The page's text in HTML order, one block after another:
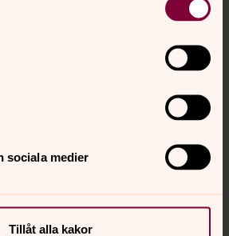
sociala medier
Tillåt alla kakor